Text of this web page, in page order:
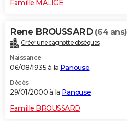
Famille MALIGE
Rene BROUSSARD (64 ans)
Créer une cagnotte obsèques
Naissance
06/08/1935 à la Panouse
Décès
29/01/2000 à la Panouse
Famille BROUSSARD